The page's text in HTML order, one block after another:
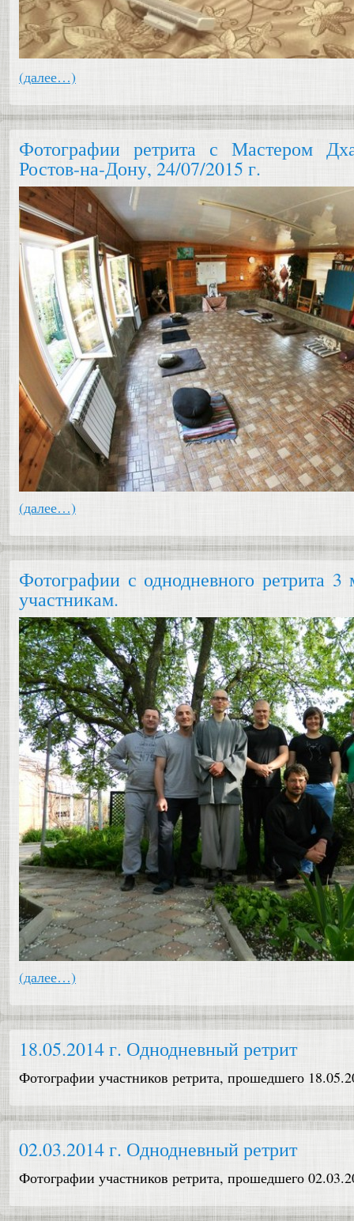
(далее…)
Фотографии ретрита с Мастером
Ростов-на-Дону, 24/07/2015 г.
(далее…)
Фотографии с однодневного ретрита
участникам.
(далее…)
18.05.2014 г. Однодневный ретрит
Фотографии участников ретрита, прошедшего
02.03.2014 г. Однодневный ретрит
Фотографии участников ретрита, прошедшего